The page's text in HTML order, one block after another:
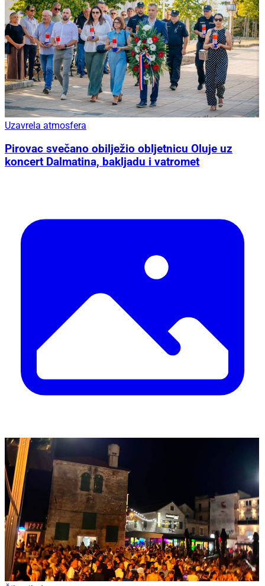
Uzavrela atmosfera
Pirovac svečano obilježio obljetnicu Oluje uz
koncert Dalmatina, bakljadu i vatromet